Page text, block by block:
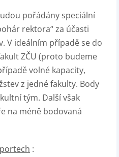
pořádány speciální
rektora“ za účasti
V ideálním případě se do
ZČU (proto budeme
volné kapacity,
z jedné fakulty. Body
tým. Další však
na méně bodovaná
: